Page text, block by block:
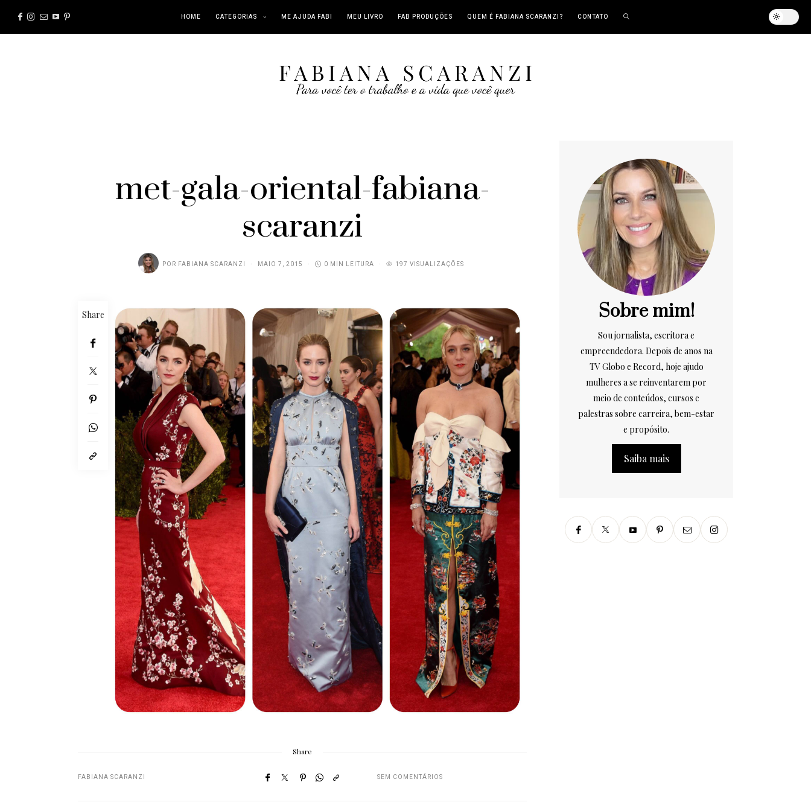
HOME CATEGORIAS ME AJUDA FABI MEU LIVRO FAB PRODUÇÕES QUEM É FABIANA SCARANZI? CONTATO
met-gala-oriental-fabiana-
scaranzi
POR FABIANA SCARANZI MAIO 7, 2015 0 MIN LEITURA 197 VISUALIZAÇÕES
Share
Share
FABIANA SCARANZI SEM COMENTÁRIOS
Sobre mim!
Sou jornalista, escritora e
empreendedora. Depois de anos na
TV Globo e Record, hoje ajudo
mulheres a se reinventarem por
meio de conteúdos, cursos e
palestras sobre carreira, bem-estar
e propósito.
Saiba mais